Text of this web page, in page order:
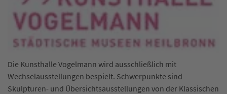
Die Kunsthalle Vogelmann wird ausschließlich mit
Wechselausstellungen bespielt. Schwerpunkte sind
Skulpturen- und Übersichtsausstellungen von der Klassischen